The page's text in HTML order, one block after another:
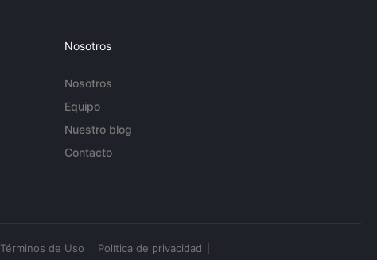
Nosotros
Nosotros
Equipo
Nuestro blog
Contacto
Términos de Uso Política de privacidad